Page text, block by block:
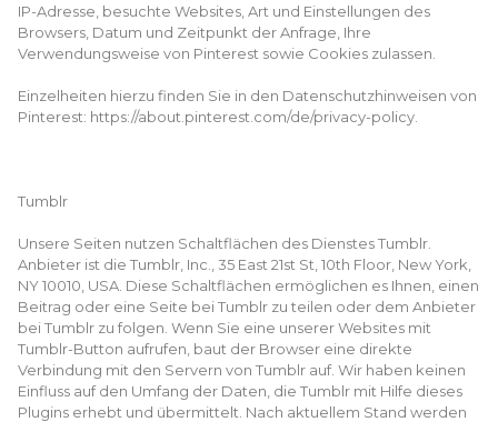
IP-Adresse, besuchte Websites, Art und Einstellungen des
Browsers, Datum und Zeitpunkt der Anfrage, Ihre
Verwendungsweise von Pinterest sowie Cookies zulassen.
Einzelheiten hierzu finden Sie in den Datenschutzhinweisen von
Pinterest: https://about.pinterest.com/de/privacy-policy.
Tumblr
Unsere Seiten nutzen Schaltflächen des Dienstes Tumblr.
Anbieter ist die Tumblr, Inc., 35 East 21st St, 10th Floor, New York,
NY 10010, USA. Diese Schaltflächen ermöglichen es Ihnen, einen
Beitrag oder eine Seite bei Tumblr zu teilen oder dem Anbieter
bei Tumblr zu folgen. Wenn Sie eine unserer Websites mit
Tumblr-Button aufrufen, baut der Browser eine direkte
Verbindung mit den Servern von Tumblr auf. Wir haben keinen
Einfluss auf den Umfang der Daten, die Tumblr mit Hilfe dieses
Plugins erhebt und übermittelt. Nach aktuellem Stand werden